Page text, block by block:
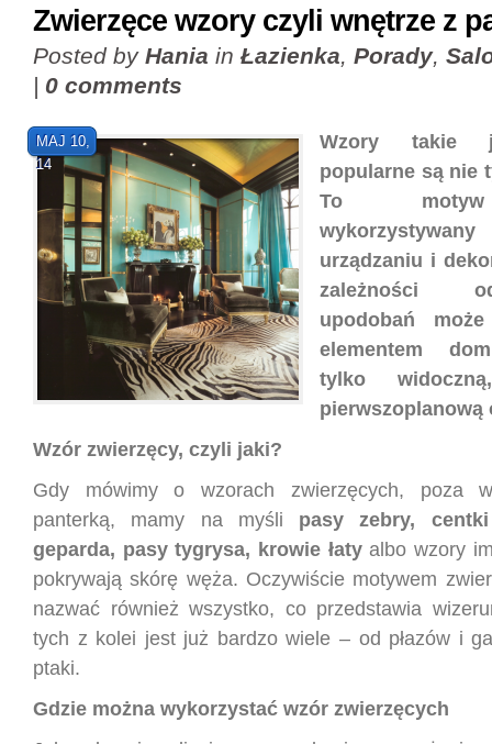
Zwierzęce wzory czyli wnętrze z
Posted by Hania in Łazienka, Porady,
| 0 comments
MAJ 10,
14
Wzory takie
popularne są nie
To
urządzaniu i
zależności
upodobań
elementem
tylko
pierwszoplanową
Wzór zwierzęcy, czyli jaki?
Gdy mówimy o wzorach zwierzęcych, poza
panterką, mamy na myśli pasy zebry,
geparda, pasy tygrysa, krowie łatyalbo wzory
pokrywają skórę węża. Oczywiście motywem
nazwać również wszystko, co przedstawia
tych z kolei jest już bardzo wiele – od płazów i
ptaki.
Gdzie można wykorzystać wzór zwierzęcych